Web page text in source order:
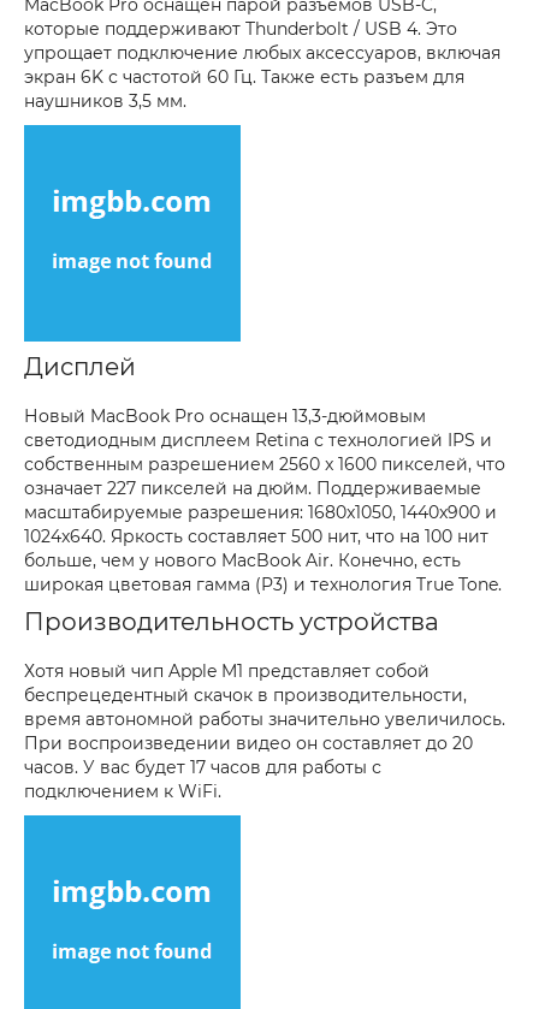
MacBook Pro оснащен парой разъемов USB-C,
которые поддерживают Thunderbolt / USB 4. Это
упрощает подключение любых аксессуаров, включая
экран 6K с частотой 60 Гц. Также есть разъем для
наушников 3,5 мм.
Дисплей
Новый MacBook Pro оснащен 13,3-дюймовым
светодиодным дисплеем Retina с технологией IPS и
собственным разрешением 2560 x 1600 пикселей, что
означает 227 пикселей на дюйм. Поддерживаемые
масштабируемые разрешения: 1680x1050, 1440x900 и
1024x640. Яркость составляет 500 нит, что на 100 нит
больше, чем у нового MacBook Air. Конечно, есть
широкая цветовая гамма (P3) и технология True Tone.
Производительность устройства
Хотя новый чип Apple M1 представляет собой
беспрецедентный скачок в производительности,
время автономной работы значительно увеличилось.
При воспроизведении видео он составляет до 20
часов. У вас будет 17 часов для работы с
подключением к WiFi.